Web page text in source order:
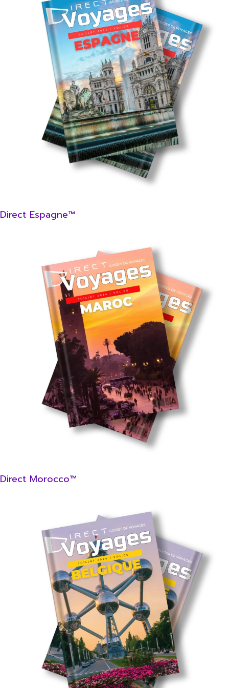
Direct Espagne™
Direct Morocco™